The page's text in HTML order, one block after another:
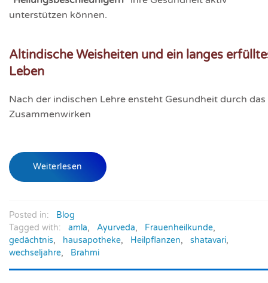
unterstützen können.
Altindische Weisheiten und ein langes
Leben
Nach der indischen Lehre ensteht Gesundheit durch das
Zusammenwirken
Weiterlesen
Posted in:
Blog
Tagged with:
amla, Ayurveda, Frauenheilkunde,
gedächtnis, hausapotheke, Heilpflanzen, shatavari,
wechseljahre, Brahmi